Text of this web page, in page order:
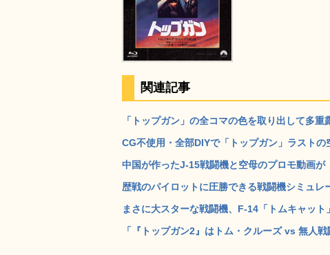
関連記事
「トップガン」の全コマの色を取り出して多
CG不使用・全部DIYで「トップガン」ラスト
中国が作ったJ-15戦闘機と空母のプロモ動画
歴戦のパイロットに圧勝できる戦闘機シミュ
まさに大スターな戦闘機、F-14「トムキャッ
「『トップガン2』はトム・クルーズ vs 無人